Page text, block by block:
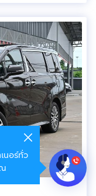
นอร์ทั่ว